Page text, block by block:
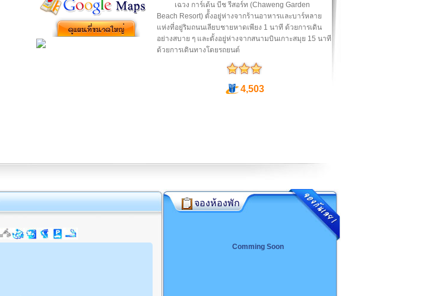
เฉวง การ์เด้น บีช รีสอร์ท (Chaweng Garden
Beach Resort) ตั้้งอยู่ห่างจากร้านอาหารและบาร์หลาย
แห่งที่อยู่ริมถนนเลียบชายหาดเพียง 1 นาที ด้วยการเดิน
อย่างสบาย ๆ และตั้งอยู่ห่างจากสนามบินเกาะสมุย 15 นาที
ด้วยการเดินทางโดยรถยนต์
4,503
จองห้องพัก
Comming Soon